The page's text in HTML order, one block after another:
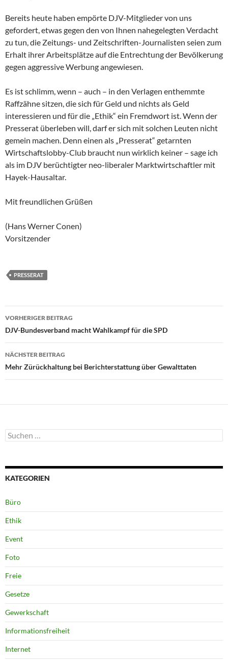
Bereits heute haben empörte DJV-Mitglieder von uns
gefordert, etwas gegen den von Ihnen nahegelegten Verdacht
zu tun, die Zeitungs- und Zeitschriften-Journalisten seien zum
Erhalt ihrer Arbeitsplätze auf die Entrechtung der Bevölkerung
gegen aggressive Werbung angewiesen.
Es ist schlimm, wenn – auch – in den Verlagen enthemmte
Raffzähne sitzen, die sich für Geld und nichts als Geld
interessieren und für die „Ethik“ ein Fremdwort ist. Wenn der
Presserat überleben will, darf er sich mit solchen Leuten nicht
gemein machen. Denn einen als „Presserat“ getarnten
Wirtschaftslobby-Club braucht nun wirklich keiner – sage ich
als im DJV berüchtigter neo-liberaler Marktwirtschaftler mit
Hayek-Hausaltar.
Mit freundlichen Grüßen
(Hans Werner Conen)
Vorsitzender
PRESSERAT
Beitragsnavigation
VORHERIGER BEITRAG
DJV-Bundesverband macht Wahlkampf für die SPD
NÄCHSTER BEITRAG
Mehr Zürückhaltung bei Berichterstattung über Gewalttaten
Suchen
nach:
KATEGORIEN
Büro
Ethik
Event
Foto
Freie
Gesetze
Gewerkschaft
Informationsfreiheit
Internet